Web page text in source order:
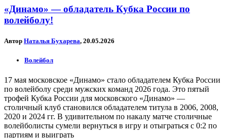
«Динамо» — обладатель Кубка России по
волейболу!
Автор Наталья Бухарева, 20.05.2026
Волейбол
17 мая московское «Динамо» стало обладателем Кубка России
по волейболу среди мужских команд 2026 года. Это пятый
трофей Кубка России для московского «Динамо» —
столичный клуб становился обладателем титула в 2006, 2008,
2020 и 2024 гг. В удивительном по накалу матче столичные
волейболисты сумели вернуться в игру и отыграться с 0:2 по
партиям и выиграть